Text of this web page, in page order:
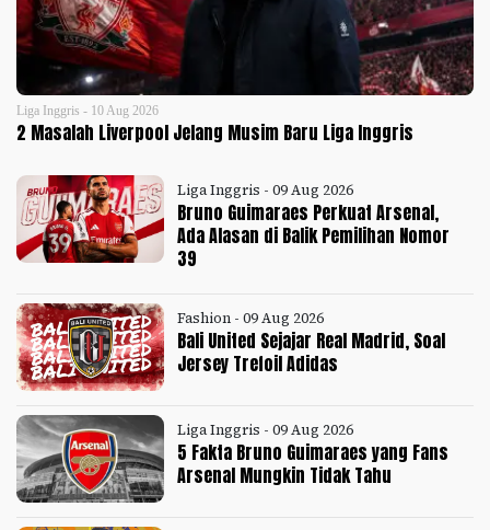
Liga Inggris - 10 Aug 2026
2 Masalah Liverpool Jelang Musim Baru Liga Inggris
Liga Inggris - 09 Aug 2026
Bruno Guimaraes Perkuat Arsenal,
Ada Alasan di Balik Pemilihan Nomor
39
Fashion - 09 Aug 2026
Bali United Sejajar Real Madrid, Soal
Jersey Trefoil Adidas
Liga Inggris - 09 Aug 2026
5 Fakta Bruno Guimaraes yang Fans
Arsenal Mungkin Tidak Tahu